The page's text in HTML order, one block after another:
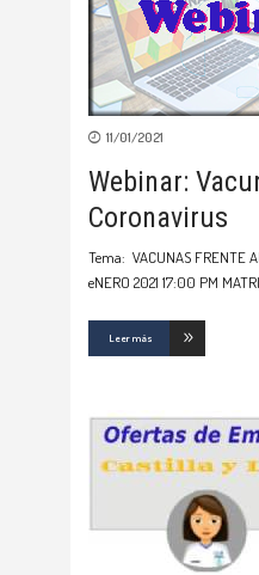
11/01/2021
Webinar:
Coronavirus
Tema: VACUNAS FRENTE
eNERO 2021 17:00 PM
Leer más